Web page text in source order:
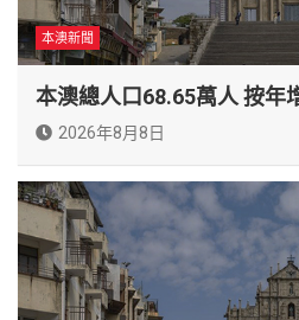
本澳新聞
本澳總人口68.65萬人 按年
2026年8月8日